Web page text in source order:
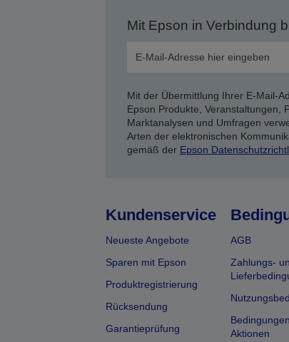
Mit Epson in Verbindung
Mit der Übermittlung Ihrer E-Mail-
Epson Produkte, Veranstaltungen,
Marktanalysen und Umfragen
Arten der elektronischen
gemäß der Epson
Kundenservice
Neueste Angebote
Sparen mit Epson
Produktregistrierung
Rücksendung
Garantieprüfung
AGB
Zahlungs-
Aktionen